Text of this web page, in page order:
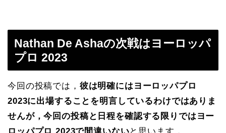
Nathan De Ashaの次戦はヨーロッパ
プロ 2023
今回の投稿では， 彼は明確にはヨーロッパプロ
2023に出場することを明言しているわけではありま
せんが，今回の投稿と日程を確認する限りではヨー